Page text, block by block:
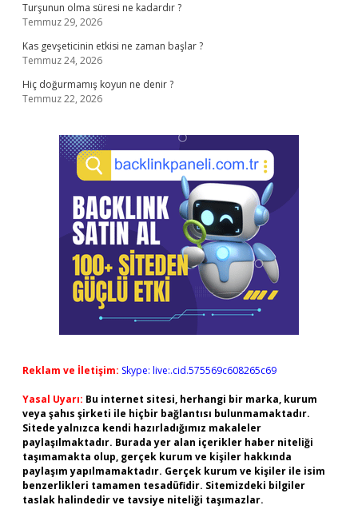
Turşunun olma süresi ne kadardır ?
Temmuz 29, 2026
Kas gevşeticinin etkisi ne zaman başlar ?
Temmuz 24, 2026
Hiç doğurmamış koyun ne denir ?
Temmuz 22, 2026
Reklam ve İletişim: Skype: live:.cid.575569c608265c69
Yasal Uyarı: Bu internet sitesi, herhangi bir marka, kurum
veya şahıs şirketi ile hiçbir bağlantısı bulunmamaktadır.
Sitede yalnızca kendi hazırladığımız makaleler
paylaşılmaktadır. Burada yer alan içerikler haber niteliği
taşımamakta olup, gerçek kurum ve kişiler hakkında
paylaşım yapılmamaktadır. Gerçek kurum ve kişiler ile isim
benzerlikleri tamamen tesadüfidir. Sitemizdeki bilgiler
taslak halindedir ve tavsiye niteliği taşımazlar.